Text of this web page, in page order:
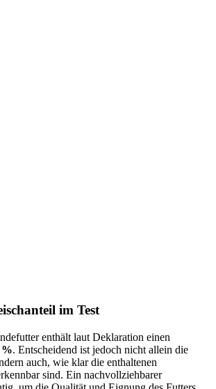
im Test
enthält laut Deklaration einen
%. Entscheidend ist jedoch nicht allein die
auch, wie klar die enthaltenen
sind. Ein nachvollziehbarer